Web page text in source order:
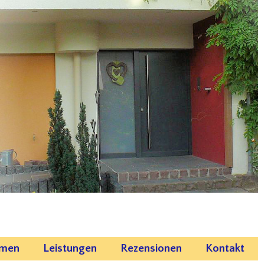
Leistungen Rezensionen Kontakt